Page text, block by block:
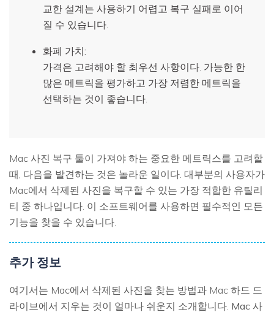
교한 설계는 사용하기 어렵고 복구 실패로 이어
질 수 있습니다.
화폐 가치:
가격은 고려해야 할 최우선 사항이다. 가능한 한
많은 메트릭을 평가하고 가장 저렴한 메트릭을
선택하는 것이 좋습니다.
Mac 사진 복구 툴이 가져야 하는 중요한 메트릭스를 고려할
때, 다음을 발견하는 것은 놀라운 일이다. 대부분의 사용자가
Mac에서 삭제된 사진을 복구할 수 있는 가장 적합한 유틸리
티 중 하나입니다. 이 소프트웨어를 사용하면 필수적인 모든
기능을 찾을 수 있습니다.
추가 정보
여기서는 Mac에서 삭제된 사진을 찾는 방법과 Mac 하드 드
라이브에서 지우는 것이 얼마나 쉬운지 소개합니다. Mac 사